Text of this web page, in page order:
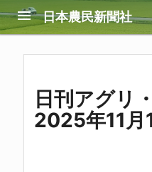
menu 日本農民新聞社
日刊アグリ
2025年11月